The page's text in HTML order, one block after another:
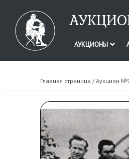
АУКЦИОНЫ
Главная страница /Аукцион